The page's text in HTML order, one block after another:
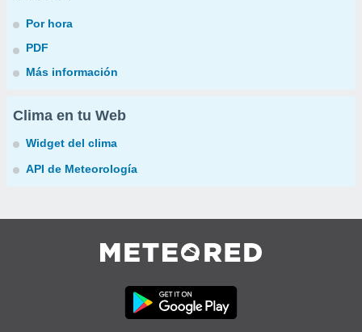
Por hora
PDF
Más información
Clima en tu Web
Widget del clima
API de Meteorología